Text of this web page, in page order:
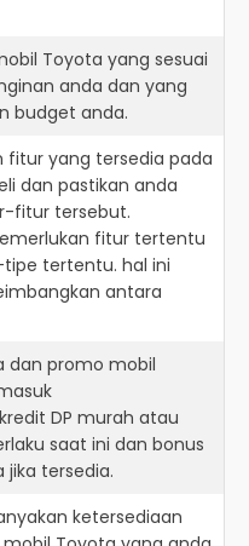
Toyota yang sesuai
anda dan yang
budget anda.
fitur yang tersedia pada
dan pastikan anda
fitur tersebut.
fitur tertentu
tertentu. hal ini
antara
dan promo mobil
DP murah atau
saat ini dan bonus
jika tersedia.
ketersediaan